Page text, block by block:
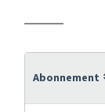
Abonnement